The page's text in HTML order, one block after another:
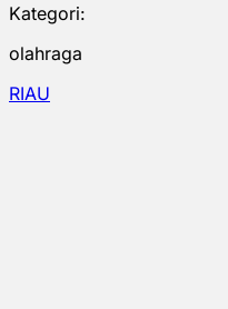
Kategori:
olahraga
RIAU